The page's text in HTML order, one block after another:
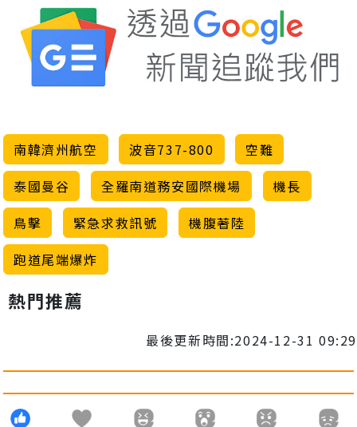
南韓濟州航空 波音737-800
空難
泰國曼谷
全羅南道務安國際機場
機長
鳥擊
緊急求救訊號
機腹著陸
跑道尾端爆炸
熱門推薦
最後更新時間:2024-12-31 09:29